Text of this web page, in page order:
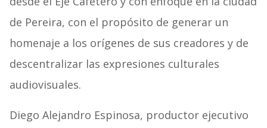
de Pereira, con el propósito de generar un
homenaje a los orígenes de sus creadores y de
descentralizar las expresiones culturales
audiovisuales.
Diego Alejandro Espinosa, productor ejecutivo